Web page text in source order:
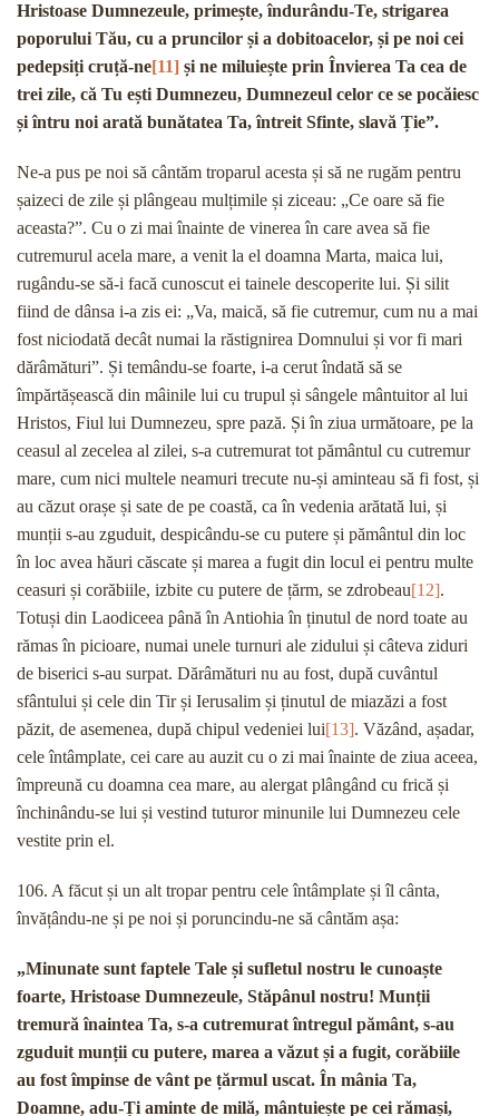
Hristoase Dumnezeule, primește, îndurându-Te, strigarea
poporului Tău, cu a pruncilor și a dobitoacelor, și pe noi cei
pedepsiți cruță-ne[11] și ne miluiește prin Învierea Ta cea de
trei zile, că Tu ești Dumnezeu, Dumnezeul celor ce se pocăiesc
și întru noi arată bunătatea Ta, întreit Sfinte, slavă Ție”.
Ne-a pus pe noi să cântăm troparul acesta și să ne rugăm pentru
șaizeci de zile și plângeau mulțimile și ziceau: „Ce oare să fie
aceasta?”. Cu o zi mai înainte de vinerea în care avea să fie
cutremurul acela mare, a venit la el doamna Marta, maica lui,
rugându-se să-i facă cunoscut ei tainele descoperite lui. Și silit
fiind de dânsa i-a zis ei: „Va, maică, să fie cutremur, cum nu a mai
fost niciodată decât numai la răstignirea Domnului și vor fi mari
dărâmături”. Și temându-se foarte, i-a cerut îndată să se
împărtășească din mâinile lui cu trupul și sângele mântuitor al lui
Hristos, Fiul lui Dumnezeu, spre pază. Și în ziua următoare, pe la
ceasul al zecelea al zilei, s-a cutremurat tot pământul cu cutremur
mare, cum nici multele neamuri trecute nu-și aminteau să fi fost, și
au căzut orașe și sate de pe coastă, ca în vedenia arătată lui, și
munții s-au zguduit, despicându-se cu putere și pământul din loc
în loc avea hăuri căscate și marea a fugit din locul ei pentru multe
ceasuri și corăbiile, izbite cu putere de țărm, se zdrobeau[12].
Totuși din Laodiceea până în Antiohia în ținutul de nord toate au
rămas în picioare, numai unele turnuri ale zidului și câteva ziduri
de biserici s-au surpat. Dărâmături nu au fost, după cuvântul
sfântului și cele din Tir și Ierusalim și ținutul de miazăzi a fost
păzit, de asemenea, după chipul vedeniei lui[13]. Văzând, așadar,
cele întâmplate, cei care au auzit cu o zi mai înainte de ziua aceea,
împreună cu doamna cea mare, au alergat plângând cu frică și
închinându-se lui și vestind tuturor minunile lui Dumnezeu cele
vestite prin el.
106. A făcut și un alt tropar pentru cele întâmplate și îl cânta,
învățându-ne și pe noi și poruncindu-ne să cântăm așa:
„Minunate sunt faptele Tale și sufletul nostru le cunoaște
foarte, Hristoase Dumnezeule, Stăpânul nostru! Munții
tremură înaintea Ta, s-a cutremurat întregul pământ, s-au
zguduit munții cu putere, marea a văzut și a fugit, corăbiile
au fost împinse de vânt pe țărmul uscat. În mânia Ta,
Doamne, adu-Ți aminte de milă, mântuiește pe cei rămași,